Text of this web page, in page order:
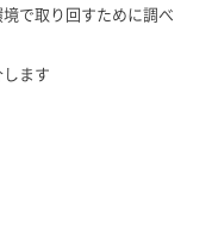
で取り回すために調べ
ます